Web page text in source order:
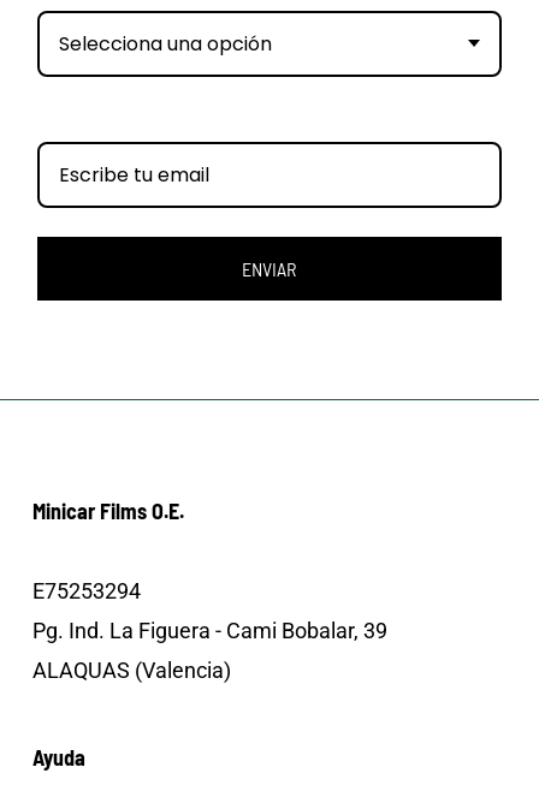
Selecciona una opción
ENVIAR
Minicar Films O.E.
E75253294
Pg. Ind. La Figuera - Cami Bobalar, 39
ALAQUAS (Valencia)
Ayuda